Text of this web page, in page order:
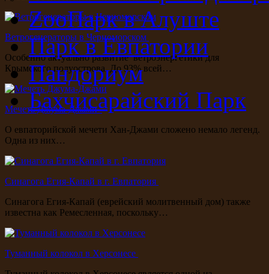
Ветрогенераторы в Черноморском
Особенно актуально развитие ветроэнергетики для
Крымского полуострова. До 93% всей…
Мечеть Джума-Джами
О евпаторийской мечети Хан-Джами сложено немало легенд.
Одна из них…
Синагога Егия-Капай в г. Евпатория
Синагога Егия-Капай (еврейский молитвенный дом) также
известна как Ремесленная, поскольку…
Туманный колокол в Херсонесе
ZooПарк в Алуште
Парк в Евпатории
Пандориум
Бахчисарайский Парк